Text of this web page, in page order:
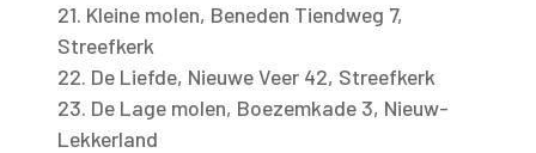
21. Kleine molen, Beneden Tiendweg 7,
Streefkerk
22. De Liefde, Nieuwe Veer 42, Streefkerk
23. De Lage molen, Boezemkade 3, Nieuw-
Lekkerland